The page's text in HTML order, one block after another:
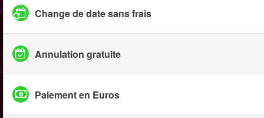
Change de date sans frais
Annulation gratuite
Paiement en Euros